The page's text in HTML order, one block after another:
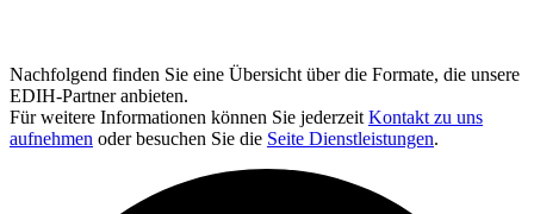
Nachfolgend finden Sie eine Übersicht über die Formate, die unsere
EDIH-Partner anbieten.
Für weitere Informationen können Sie jederzeit Kontakt zu uns
aufnehmen oder besuchen Sie die Seite Dienstleistungen.